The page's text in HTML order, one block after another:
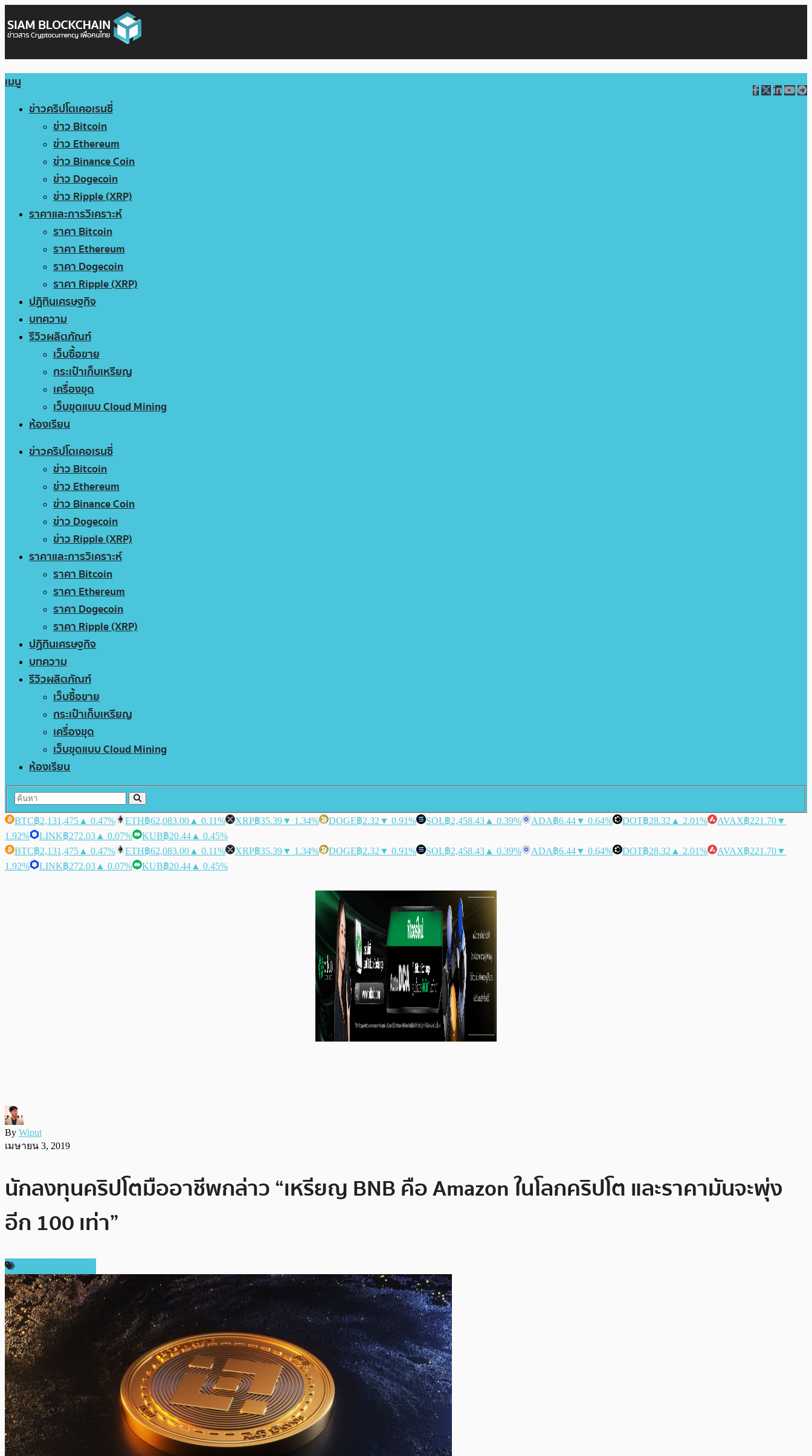
เมนู
ข่าวคริปโตเคอเรนซี่
ข่าว Bitcoin
ข่าว Ethereum
ข่าว Binance Coin
ข่าว Dogecoin
ข่าว Ripple (XRP)
ราคาและการวิเคราะห์
ราคา Bitcoin
ราคา Ethereum
ราคา Dogecoin
ราคา Ripple (XRP)
ปฏิทินเศรษฐกิจ
บทความ
รีวิวผลิตภัณฑ์
เว็บซื้อขาย
กระเป๋าเก็บเหรียญ
เครื่องขุด
เว็บขุดแบบ Cloud Mining
ห้องเรียน
ข่าวคริปโตเคอเรนซี่
ข่าว Bitcoin
ข่าว Ethereum
ข่าว Binance Coin
ข่าว Dogecoin
ข่าว Ripple (XRP)
ราคาและการวิเคราะห์
ราคา Bitcoin
ราคา Ethereum
ราคา Dogecoin
ราคา Ripple (XRP)
ปฏิทินเศรษฐกิจ
บทความ
รีวิวผลิตภัณฑ์
เว็บซื้อขาย
กระเป๋าเก็บเหรียญ
เครื่องขุด
เว็บขุดแบบ Cloud Mining
ห้องเรียน
BTC฿2,131,475 ▲ 0.47% ETH฿62,083.00 ▲ 0.11% XRP฿35.39▼ 1.34% DOGE฿2.32 ▼ 0.91% SOL฿2,458.43 ▲ 0.39% ADA฿6.44▼ 0.64% DOT฿28.32 ▲ 2.01% AVAX฿221.70▼
1.92%
LINK฿272.03 ▲ 0.07% KUB฿20.44 ▲ 0.45%
BTC฿2,131,475 ▲ 0.47% ETH฿62,083.00 ▲ 0.11% XRP฿35.39▼ 1.34% DOGE฿2.32 ▼ 0.91% SOL฿2,458.43 ▲ 0.39% ADA฿6.44▼ 0.64% DOT฿28.32 ▲ 2.01% AVAX฿221.70▼
1.92%
LINK฿272.03 ▲ 0.07% KUB฿20.44 ▲ 0.45%
By Wiput
เมษายน 3, 2019
นักลงทุนคริปโตมืออาชีพกล่าว “เหรียญ BNB คือ Amazon ในโลกคริปโต และราคามันจะพุ่ง
อีก 100 เท่า”